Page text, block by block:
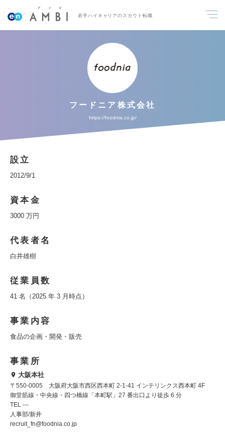
若手ハイキャリアのスカウト転職
フードニア株式会社
https://foodnia.co.jp/
設立
2012/9/1
資本金
3000 万円
代表者名
白井雄樹
従業員数
41 名（2025 年 3 月時点）
事業内容
食品の企画・開発・販売
事業所
大阪本社
〒550-0005 大阪府大阪市西区西本町 2-1-41 インテリンクス西本町 4F
御堂筋線・中央線・四つ橋線「本町駅」27 番出口より徒歩 6 分
TEL ---
人事部/新井
recruit_fn@foodnia.co.jp